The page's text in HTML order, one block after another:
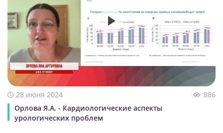
28 июня 2024
886
Орлова Я.А. - Кардиологические аспекты
урологических проблем